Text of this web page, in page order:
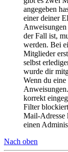
angegeben
einer deiner
Anweisungen
der Fall ist,
werden. Bei
Mitglieder
selbst
wurde dir
Wenn du
korrekt
Filter
Mail-Adresse
einen
Nach oben